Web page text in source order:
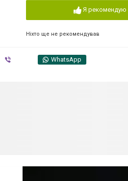
Я рекомендую
Ніхто ще не рекомендував
WhatsApp